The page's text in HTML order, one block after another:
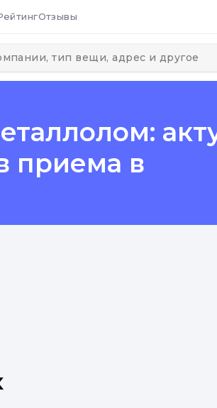
Отзывы
приема в